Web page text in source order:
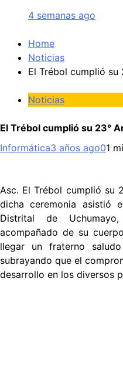
4 semanas ago
Home
Noticias
El Trébol cumplió su
Noticias
El Trébol cumplió su 23°
Informática3 años ago01
Asc. El Trébol cumplió su
dicha ceremonia asistió
Distrital de
acompañado de su
llegar un fraterno
subrayando que el
desarrollo en los diversos